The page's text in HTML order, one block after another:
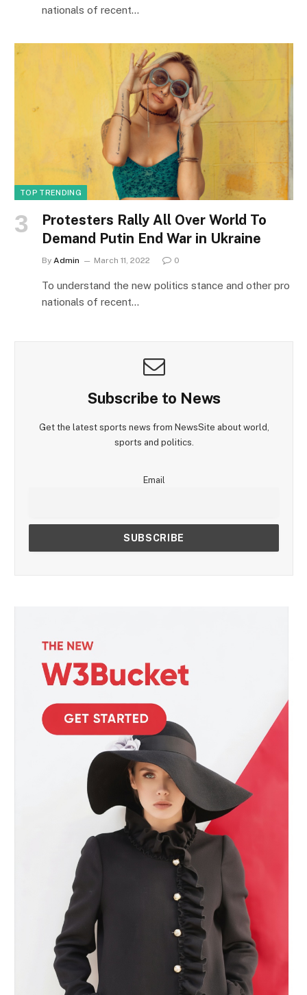
nationals of recent…
TOP TRENDING
Protesters Rally All Over World To
Demand Putin End War in Ukraine
By Admin March 11, 2022 0
To understand the new politics stance and other pro
nationals of recent…
Subscribe to News
Get the latest sports news from NewsSite about world,
sports and politics.
Email